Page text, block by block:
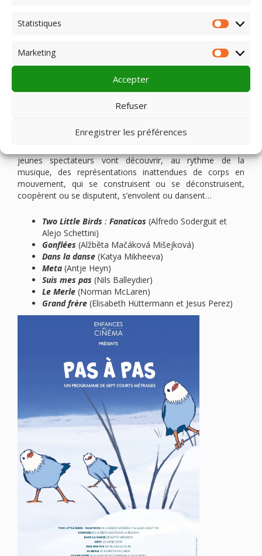
Statistiques
Marketing
Accepter
Refuser
Enregistrer les préférences
PAS À PAS
Un programme étonnant et varié de 7 films autour
de la thématique du sport, du mouvement et de la
interaction les uns avec les autres qui sont célébrés dans ce
jeunes spectateurs vont découvrir, au rythme de la
musique, des représentations inattendues de corps en
mouvement, qui se construisent ou se déconstruisent,
coopèrent ou se disputent, s’envolent ou dansent…
Two Little Birds : Fanaticos (Alfredo Soderguit et
Alejo Schettini)
Gonflées (Alžběta Mačáková Mišejková)
Dans la danse (Katya Mikheeva)
Meta (Antje Heyn)
Suis mes pas (Nils Balleydier)
Le Merle (Norman McLaren)
Grand frère (Elisabeth Hüttermann et Jesus Perez)